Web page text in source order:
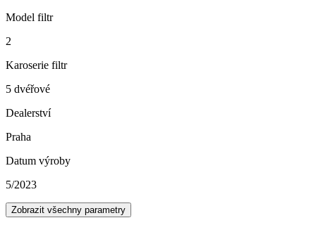
Model filtr
2
Karoserie filtr
5 dvéřové
Dealerství
Praha
Datum výroby
5/2023
Zobrazit všechny parametry